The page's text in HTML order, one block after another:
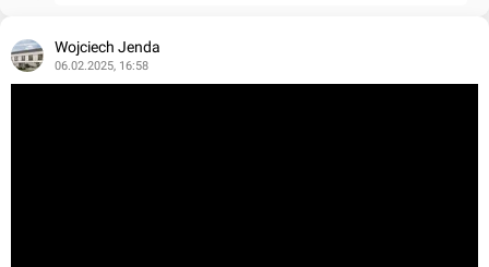
Wojciech Jenda
06.02.2025, 16:58